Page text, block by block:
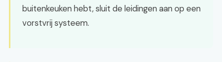
buitenkeuken hebt, sluit de leidingen aan op een
vorstvrij systeem.